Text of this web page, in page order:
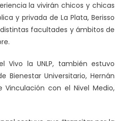
la vivirán chicos y chicas
y privada de La Plata, Berisso
facultades y ámbitos de
la UNLP, también estuvo
Bienestar Universitario, Hernán
con el Nivel Medio,